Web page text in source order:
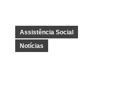
Assistência Social
Notícias